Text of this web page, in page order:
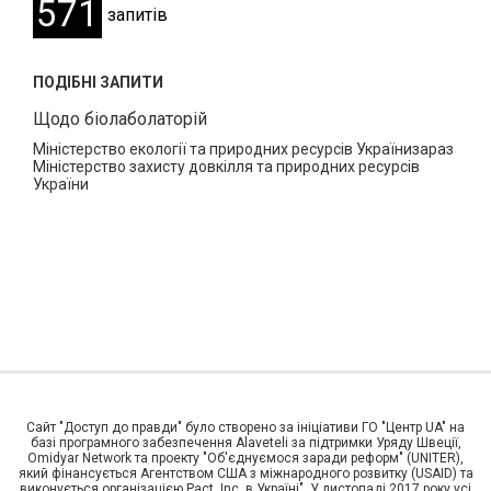
571 запитів
ПОДІБНІ ЗАПИТИ
Щодо біолаболаторій
Міністерство екології та природних ресурсів Українизараз
Міністерство захисту довкілля та природних ресурсів
України
Сайт "Доступ до правди" було створено за ініціативи ГО "Центр UA" на
базі програмного забезпечення Alaveteli за підтримки Уряду Швеції,
Omidyar Network та проекту "Об'єднуємося заради реформ" (UNITER),
який фінансується Агентством США з міжнародного розвитку (USAID) та